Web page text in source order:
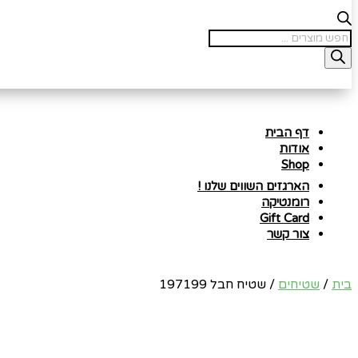
Products
search
דף הבית
אודות
Shop
הארגזים השווים שלנו !
רומנטיקה
Gift Card
צור קשר
בית / שטיחים / שטיח חבל 197199